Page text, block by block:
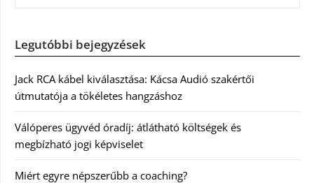
Legutóbbi bejegyzések
Jack RCA kábel kiválasztása: Kácsa Audió szakértői
útmutatója a tökéletes hangzáshoz
Válóperes ügyvéd óradíj: átlátható költségek és
megbízható jogi képviselet
Miért egyre népszerűbb a coaching?